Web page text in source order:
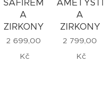
SAFÍREM
A
ZIRKONY
2 699,00
Kč
A
ZIRKONY
2 799,00
Kč